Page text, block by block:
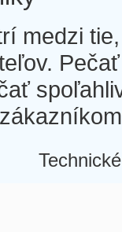
medzi